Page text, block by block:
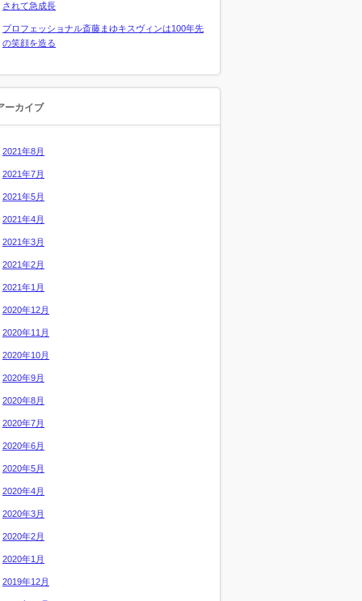
されて急成長
プロフェッショナル斎藤まゆキスヴィンは100年先
の笑顔を造る
ーカイブ
2021年8月
2021年7月
2021年5月
2021年4月
2021年3月
2021年2月
2021年1月
2020年12月
2020年11月
2020年10月
2020年9月
2020年8月
2020年7月
2020年6月
2020年5月
2020年4月
2020年3月
2020年2月
2020年1月
2019年12月